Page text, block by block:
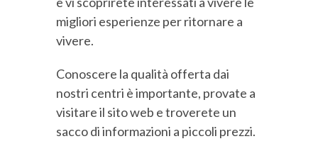
migliori esperienze per ritornare a
vivere.
Conoscere la qualità offerta dai
nostri centri è importante, provate a
visitare il sito web e troverete un
sacco di informazioni a piccoli prezzi.